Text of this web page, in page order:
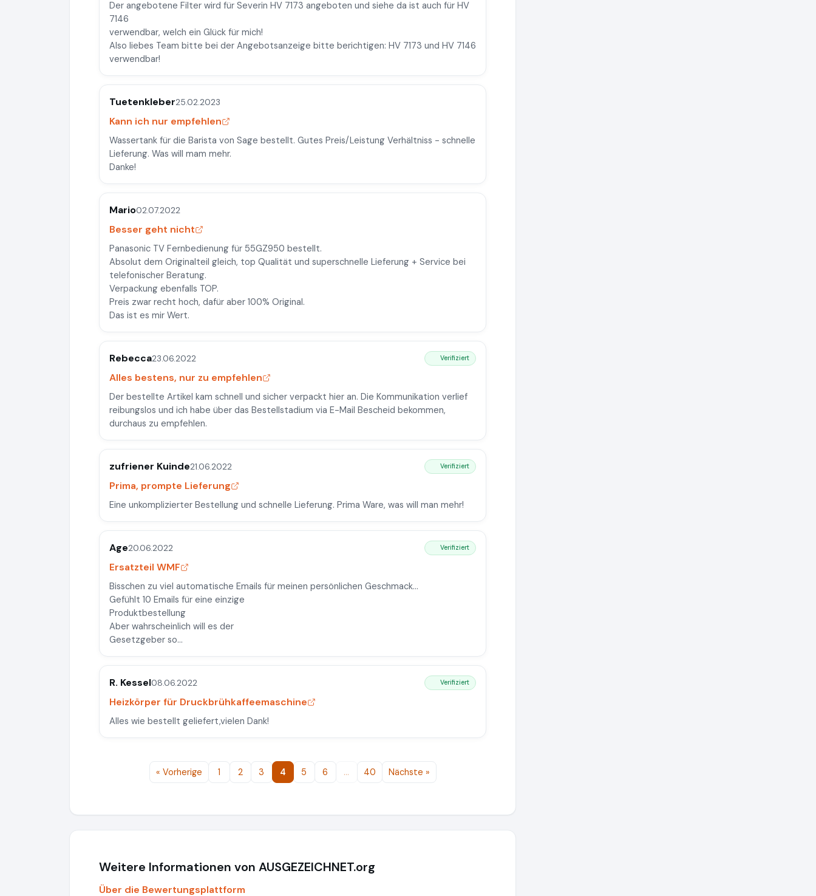
Der angebotene Filter wird für Severin HV 7173 angeboten und siehe da ist auch für HV
7146
verwendbar, welch ein Glück für mich!
Also liebes Team bitte bei der Angebotsanzeige bitte berichtigen: HV 7173 und HV 7146
verwendbar!
Tuetenkleber25.02.2023
Kann ich nur empfehlen
Wassertank für die Barista von Sage bestellt. Gutes Preis/Leistung Verhältniss - schnelle
Lieferung. Was will mam mehr.
Danke!
Mario02.07.2022
Besser geht nicht
Panasonic TV Fernbedienung für 55GZ950 bestellt.
Absolut dem Originalteil gleich, top Qualität und superschnelle Lieferung + Service bei
telefonischer Beratung.
Verpackung ebenfalls TOP.
Preis zwar recht hoch, dafür aber 100% Original.
Das ist es mir Wert.
Rebecca23.06.2022 Verifiziert
Alles bestens, nur zu empfehlen
Der bestellte Artikel kam schnell und sicher verpackt hier an. Die Kommunikation verlief
reibungslos und ich habe über das Bestellstadium via E-Mail Bescheid bekommen,
durchaus zu empfehlen.
zufriener Kuinde21.06.2022 Verifiziert
Prima, prompte Lieferung
Eine unkomplizierter Bestellung und schnelle Lieferung. Prima Ware, was will man mehr!
Age20.06.2022 Verifiziert
Ersatzteil WMF
Bisschen zu viel automatische Emails für meinen persönlichen Geschmack...
Gefühlt 10 Emails für eine einzige
Produktbestellung
Aber wahrscheinlich will es der
Gesetzgeber so...
R. Kessel08.06.2022 Verifiziert
Heizkörper für Druckbrühkaffeemaschine
Alles wie bestellt geliefert,vielen Dank!
« Vorherige 1 2 3 4 5 6 … 40 Nächste »
Weitere Informationen von AUSGEZEICHNET.org
Über die Bewertungsplattform